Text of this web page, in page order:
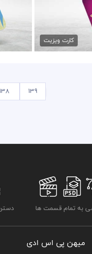
کارت ویزیت
138 139
به تمام قسمت ها دسترسی
میهن پی اس ادی